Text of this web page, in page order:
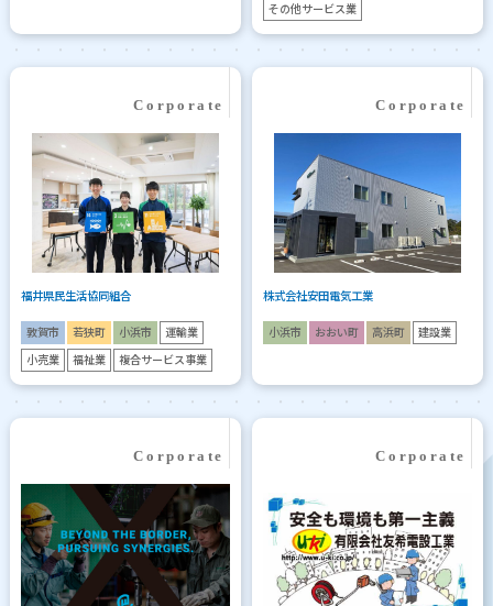
その他サービス業
福井県民生活協同組合
敦賀市 若狭町 小浜市 運輸業
小売業 福祉業 複合サービス事業
株式会社安田電気工業
小浜市 おおい町 高浜町 建設業